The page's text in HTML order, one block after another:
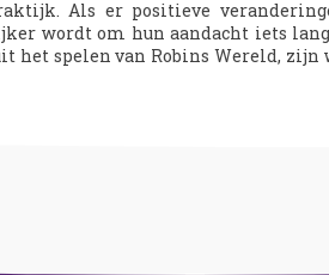
Als er positieve
wordt om hun aandacht iets
het spelen van Robins Wereld, zijn